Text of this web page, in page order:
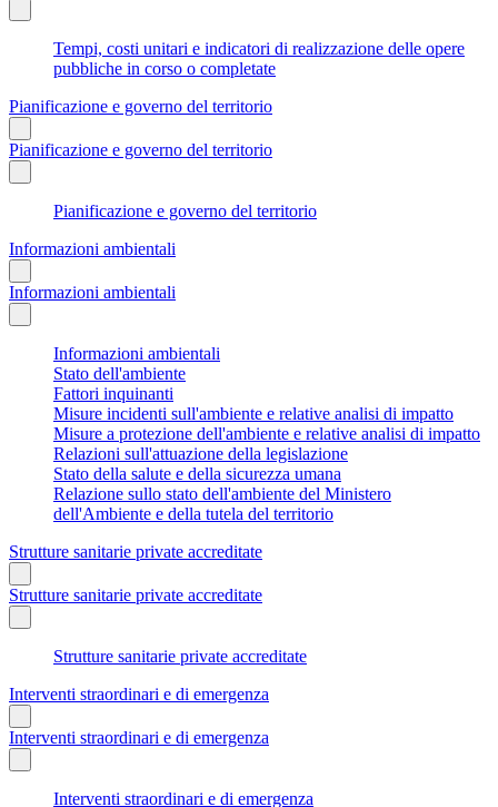
Tempi, costi unitari e indicatori di realizzazione delle opere
pubbliche in corso o completate
Pianificazione e governo del territorio
Pianificazione e governo del territorio
Pianificazione e governo del territorio
Informazioni ambientali
Informazioni ambientali
Informazioni ambientali
Stato dell'ambiente
Fattori inquinanti
Misure incidenti sull'ambiente e relative analisi di impatto
Misure a protezione dell'ambiente e relative analisi di impatto
Relazioni sull'attuazione della legislazione
Stato della salute e della sicurezza umana
Relazione sullo stato dell'ambiente del Ministero
dell'Ambiente e della tutela del territorio
Strutture sanitarie private accreditate
Strutture sanitarie private accreditate
Strutture sanitarie private accreditate
Interventi straordinari e di emergenza
Interventi straordinari e di emergenza
Interventi straordinari e di emergenza